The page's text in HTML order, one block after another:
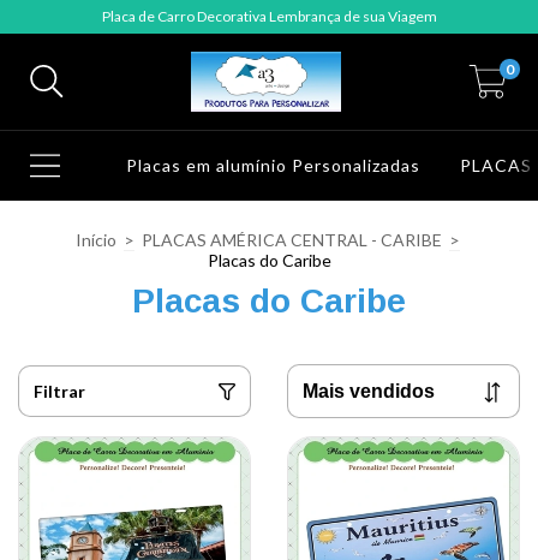
Placa de Carro Decorativa Lembrança de sua Viagem
0
Placas em alumínio Personalizadas PLACAS
Início > PLACAS AMÉRICA CENTRAL - CARIBE >
Placas do Caribe
Placas do Caribe
Filtrar